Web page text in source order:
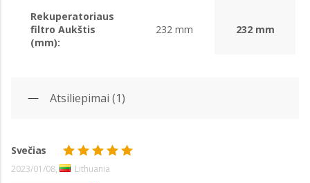
Rekuperatoriaus
filtro Aukštis
(mm):
232 mm 232 mm
Atsiliepimai (1)
Svečias
2023/01/08,
Lithuania